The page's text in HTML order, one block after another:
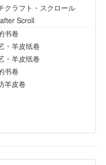
クラフト・スクロール
Scroll
书卷
・羊皮纸卷
・羊皮纸卷
书卷
羊皮卷